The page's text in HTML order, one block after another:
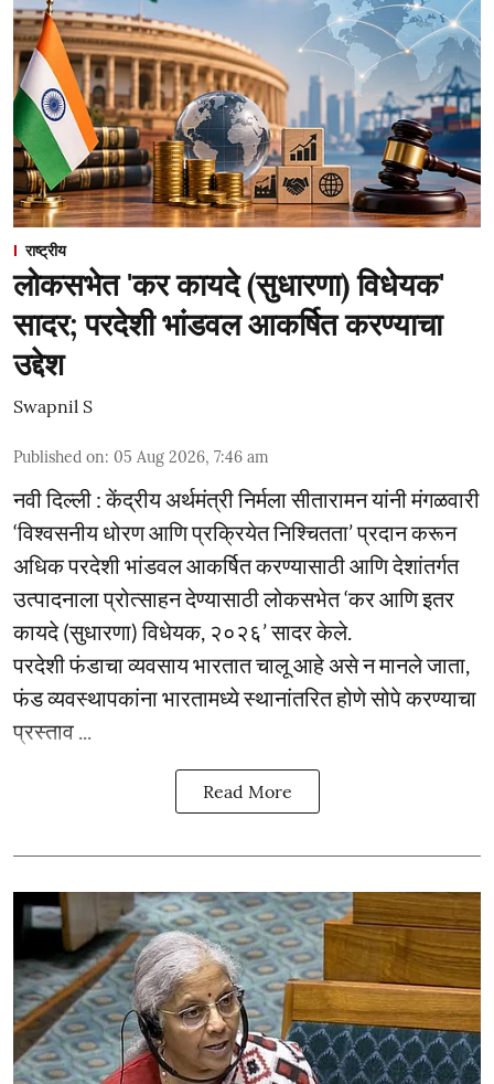
राष्ट्रीय
लोकसभेत 'कर कायदे (सुधारणा) विधेयक'
सादर; परदेशी भांडवल आकर्षित करण्याचा
उद्देश
Swapnil S
Published on: 05 Aug 2026, 7:46 am
नवी दिल्ली : केंद्रीय अर्थमंत्री निर्मला सीतारामन यांनी मंगळवारी
‘विश्वसनीय धोरण आणि प्रक्रियेत निश्चितता’ प्रदान करून
अधिक परदेशी भांडवल आकर्षित करण्यासाठी आणि देशांतर्गत
उत्पादनाला प्रोत्साहन देण्यासाठी लोकसभेत ‘कर आणि इतर
कायदे (सुधारणा) विधेयक, २०२६’ सादर केले.
परदेशी फंडाचा व्यवसाय भारतात चालू आहे असे न मानले जाता,
फंड व्यवस्थापकांना भारतामध्ये स्थानांतरित होणे सोपे करण्याचा
प्रस्ताव ...
Read More